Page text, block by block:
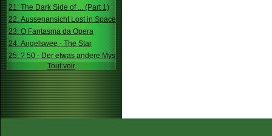
21: The Dark Side of ... (Part 1)
22: Aussenansicht Lost in Space
23: O Fantasma da Opera
24: Angelswee - The Star
25: ? 50 - Der etwas andere Mystery
Tout voir